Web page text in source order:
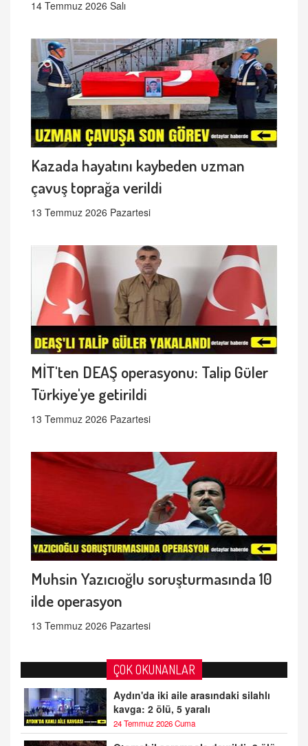
14 Temmuz 2026 Salı
Kazada hayatını kaybeden uzman
çavuş toprağa verildi
13 Temmuz 2026 Pazartesi
MİT'ten DEAŞ operasyonu: Talip Güler
Türkiye'ye getirildi
13 Temmuz 2026 Pazartesi
Muhsin Yazıcıoğlu soruşturmasında 10
ilde operasyon
13 Temmuz 2026 Pazartesi
ÇOK OKUNANLAR
Aydın'da iki aile arasındaki silahlı
kavga: 2 ölü, 5 yaralı
24 Temmuz 2026 Cuma